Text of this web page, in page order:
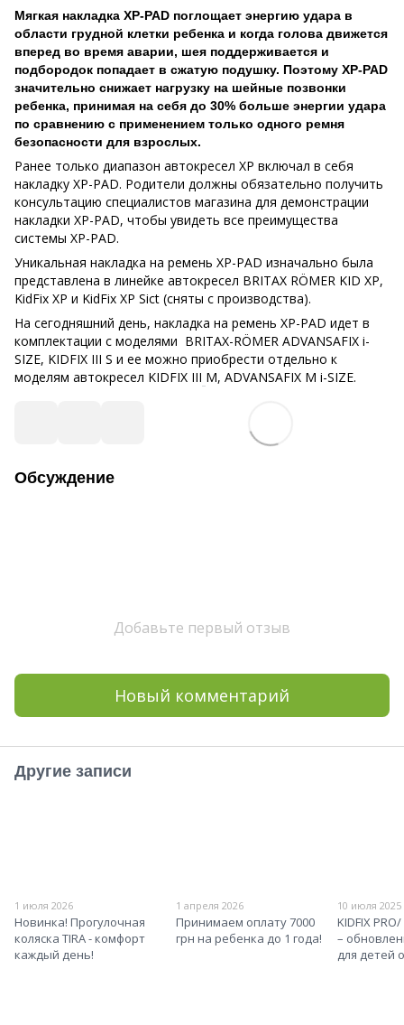
Мягкая накладка XP-PAD поглощает энергию удара в
области грудной клетки ребенка и когда голова движется
вперед во время аварии, шея поддерживается и
подбородок попадает в сжатую подушку. Поэтому XP-PAD
значительно снижает нагрузку на шейные позвонки
ребенка, принимая на себя до 30% больше энергии удара
по сравнению с применением только одного ремня
безопасности для взрослых.
Ранее только диапазон автокресел XP включал в себя
накладку XP-PAD. Родители должны обязательно получить
консультацию специалистов магазина для демонстрации
накладки XP-PAD, чтобы увидеть все преимущества
системы XP-PAD.
Уникальная накладка на ремень ХР-PAD изначально была
представлена в линейке автокресел BRITAX RÖMER KID ХР,
KidFix ХР и KidFix ХР Sict (сняты с производства).
На сегодняшний день, накладка на ремень ХР-PAD идет в
комплектации с моделями BRITAX-RÖMER ADVANSAFIX i-
SIZE, KIDFIX III S и ее можно приобрести отдельно к
моделям автокресел KIDFIX III M, ADVANSAFIX M i-SIZE.
Обсуждение
Добавьте первый отзыв
Новый комментарий
Другие записи
1 июля 2026
Новинка! Прогулочная
коляска TIRA - комфорт
каждый день!
1 апреля 2026
Принимаем оплату 7000
грн на ребенка до 1 года!
10 июля 2025
KIDFIX
–
для детей